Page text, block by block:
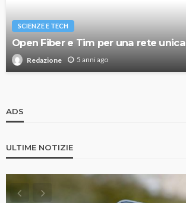
SCIENZE E TECH
Open Fiber e Tim per una rete unica
Redazione 5 anni ago
ADS
ULTIME NOTIZIE